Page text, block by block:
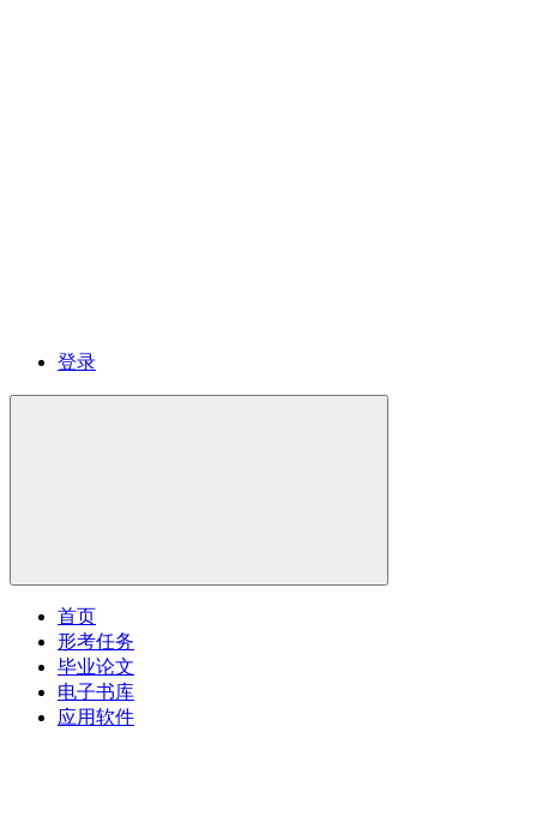
登录
首页
形考任务
毕业论文
电子书库
应用软件